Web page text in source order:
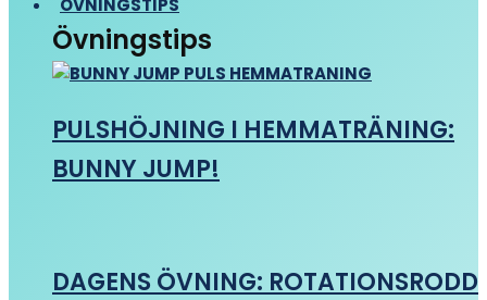
ÖVNINGSTIPS
Övningstips
PULSHÖJNING I HEMMATRÄNING:
BUNNY JUMP!
DAGENS ÖVNING: ROTATIONSRODD